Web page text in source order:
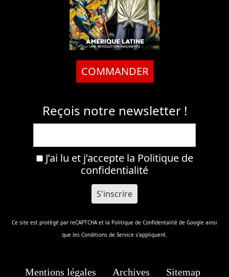
COMMANDER
Reçois notre newsletter !
J’ai lu et j’accepte la Politique de
confidentialité
Ce site est protégé par reCAPTCHA et la Politique de Confidentalité de Google ainsi
que les Conditions de Service s'appliquent.
Mentions légales Archives Sitemap